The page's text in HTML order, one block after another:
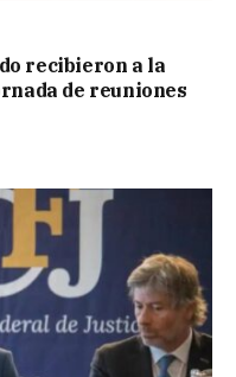
recibieron a la
de reuniones